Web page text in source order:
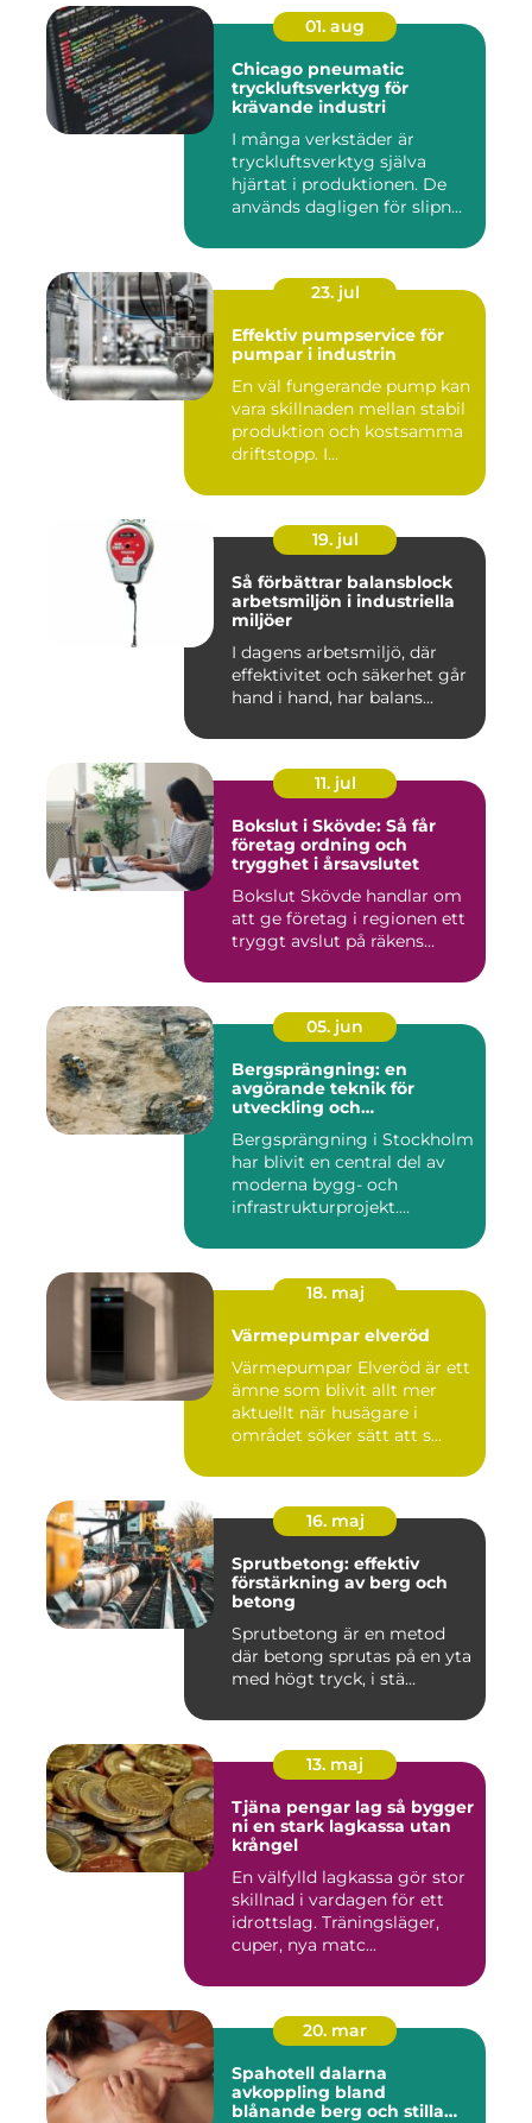
01. aug
Chicago pneumatic
tryckluftsverktyg för
krävande industri
I många verkstäder är
tryckluftsverktyg själva
hjärtat i produktionen. De
används dagligen för slipn...
23. jul
Effektiv pumpservice för
pumpar i industrin
En väl fungerande pump kan
vara skillnaden mellan stabil
produktion och kostsamma
driftstopp. I...
19. jul
Så förbättrar balansblock
arbetsmiljön i industriella
miljöer
I dagens arbetsmiljö, där
effektivitet och säkerhet går
hand i hand, har balans...
11. jul
Bokslut i Skövde: Så får
företag ordning och
trygghet i årsavslutet
Bokslut Skövde handlar om
att ge företag i regionen ett
tryggt avslut på räkens...
05. jun
Bergsprängning: en
avgörande teknik för
utveckling och
Bergsprängning i Stockholm
har blivit en central del av
moderna bygg- och
infrastrukturprojekt....
18. maj
Värmepumpar elveröd
Värmepumpar Elveröd är ett
ämne som blivit allt mer
aktuellt när husägare i
området söker sätt att s...
16. maj
Sprutbetong: effektiv
förstärkning av berg och
betong
Sprutbetong är en metod
där betong sprutas på en yta
med högt tryck, i stä...
13. maj
Tjäna pengar lag så bygger
ni en stark lagkassa utan
krångel
En välfylld lagkassa gör stor
skillnad i vardagen för ett
idrottslag. Träningsläger,
cuper, nya matc...
20. mar
Spahotell dalarna
avkoppling bland
blånande berg och stilla